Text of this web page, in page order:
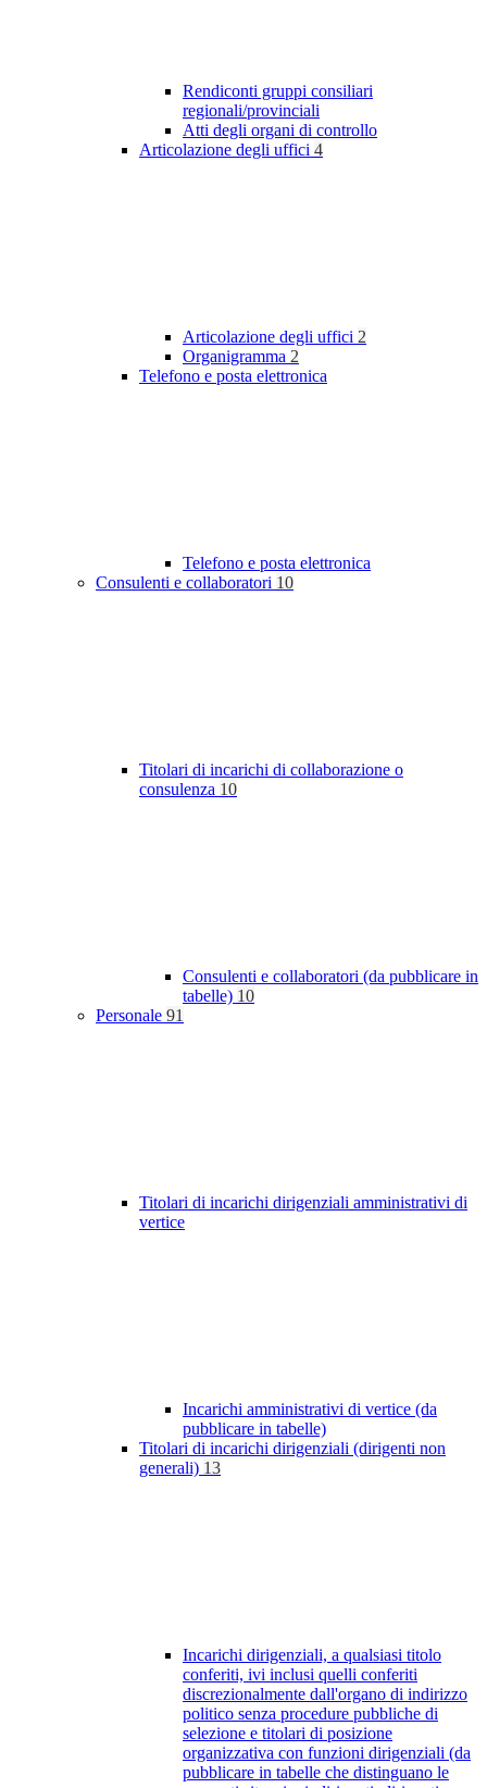
Rendiconti gruppi consiliari
regionali/provinciali
Atti degli organi di controllo
Articolazione degli uffici 4
Articolazione degli uffici 2
Organigramma 2
Telefono e posta elettronica
Telefono e posta elettronica
Consulenti e collaboratori 10
Titolari di incarichi di collaborazione o
consulenza 10
Consulenti e collaboratori (da pubblicare in
tabelle) 10
Personale 91
Titolari di incarichi dirigenziali amministrativi di
vertice
Incarichi amministrativi di vertice (da
pubblicare in tabelle)
Titolari di incarichi dirigenziali (dirigenti non
generali) 13
Incarichi dirigenziali, a qualsiasi titolo
conferiti, ivi inclusi quelli conferiti
discrezionalmente dall'organo di indirizzo
politico senza procedure pubbliche di
selezione e titolari di posizione
organizzativa con funzioni dirigenziali (da
pubblicare in tabelle che distinguano le